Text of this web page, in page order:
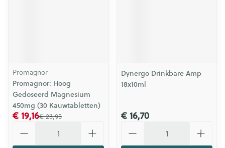
Promagnor
Promagnor: Hoog
Gedoseerd Magnesium
450mg (30 Kauwtabletten)
€ 23,95
€ 19,16
Dynergo Drinkbare Amp
18x10ml
€ 16,70